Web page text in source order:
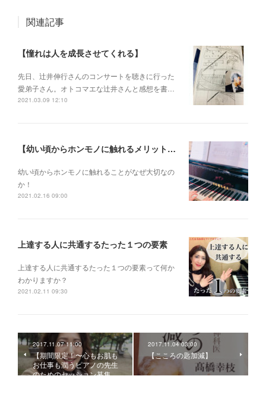
関連記事
【憧れは人を成長させてくれる】
先日、辻井伸行さんのコンサートを 聴きに行った
愛弟子さん。 オトコマエな辻井さんと 感想を書…
2021.03.09 12:10
【幼い頃からホンモノに触れるメリットとは？】
幼い頃からホンモノに 触れることがなぜ大切なの
か！
2021.02.16 09:00
上達する人に共通するたった１つの要素
上達する人に共通するたった１つの要素って何か
わかりますか？
2021.02.11 09:30
2017.11.07 11:00
【期間限定！〜心もお肌も
お仕事も潤うピアノの先生
のためのセッション募集…
2017.11.04 03:00
【こころの匙加減】